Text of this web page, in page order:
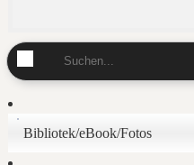
Bibliotek/eBook/Fotos